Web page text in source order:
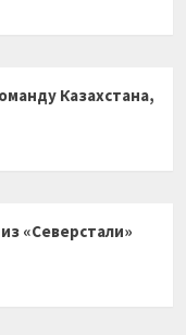
Казахстана,
«Северстали»